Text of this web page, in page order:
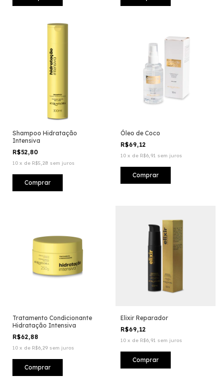
Shampoo Hidratação
Intensiva
R$52,80
10 x de R$5,28 sem juros
Óleo de Coco
R$69,12
10 x de R$6,91 sem juros
Tratamento Condicionante
Hidratação Intensiva
R$62,88
10 x de R$6,29 sem juros
Elixir Reparador
R$69,12
10 x de R$6,91 sem juros